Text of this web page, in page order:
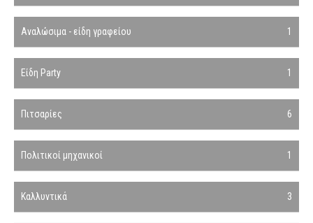
Αναλώσιμα - είδη γραφείου 1
Είδη Party 1
Πιτσαρίες 6
Πολιτικοί μηχανικοί 1
Καλλυντικά 3